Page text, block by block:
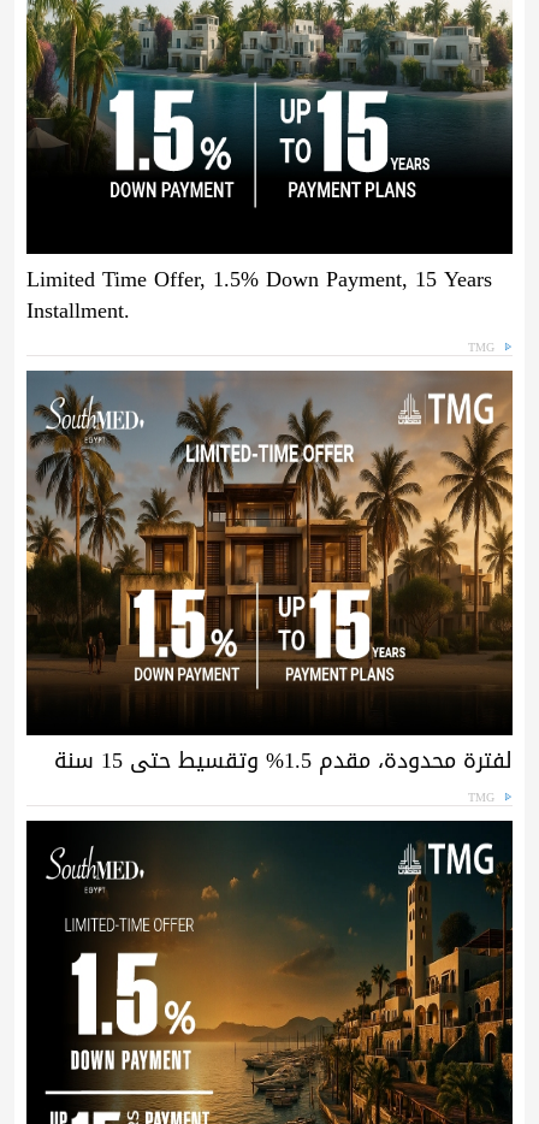
Limited Time Offer, 1.5% Down Payment, 15 Years
Installment.
TMG
لفترة محدودة، مقدم 1.5% وتقسيط حتى 15 سنة
TMG